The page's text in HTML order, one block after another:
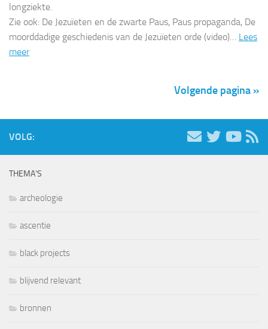
longziekte.
Zie ook: De Jezuïeten en de zwarte Paus, Paus propaganda, De
moorddadige geschiedenis van de Jezuïeten orde (video)… Lees
meer
Volgende pagina »
VOLG:
THEMA’S
archeologie
ascentie
black projects
blijvend relevant
bronnen